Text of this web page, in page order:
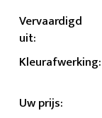
Vervaardigd
uit:
Kleurafwerking:
Uw prijs: